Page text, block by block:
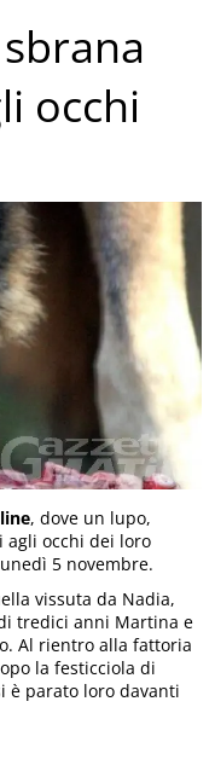
occhi
, dove un lupo,
occhi dei loro
5 novembre.
vissuta da Nadia,
tredici anni Martina e
Al rientro alla fattoria
la festicciola di
è parato loro davanti